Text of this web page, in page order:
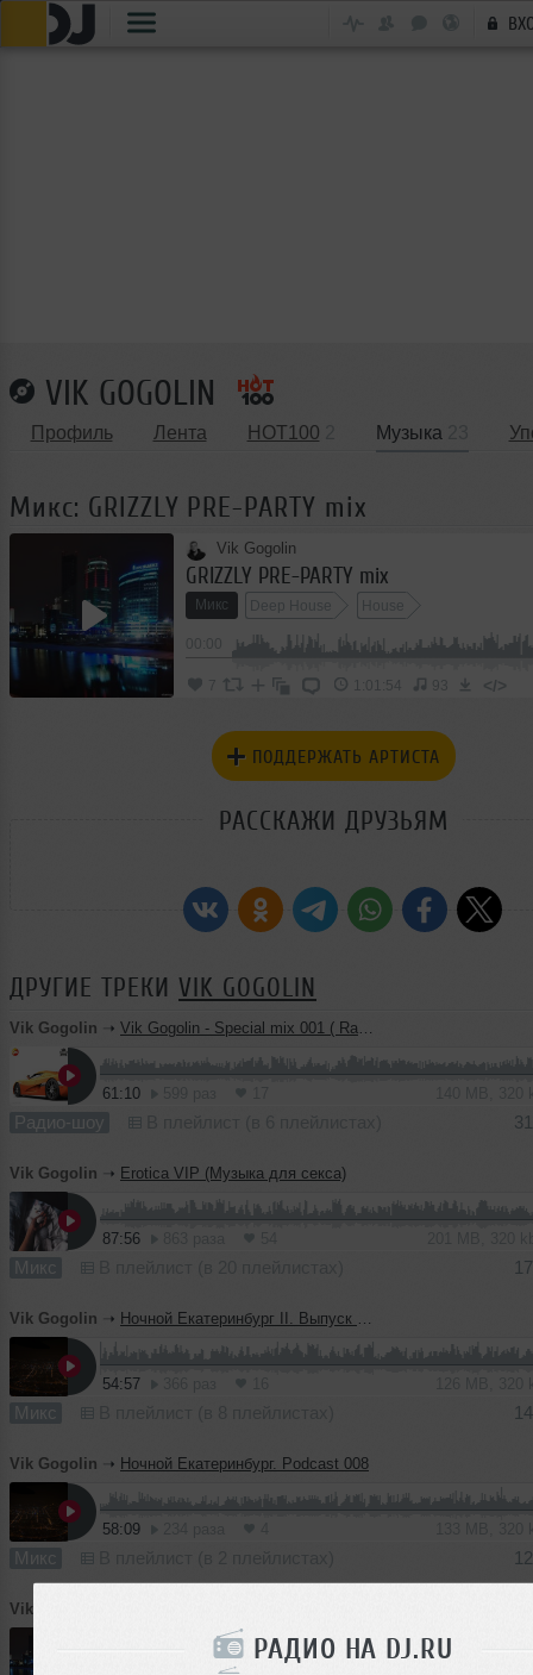
РАДИО НА DJ.RU
VIK GOGOLIN
Профиль Лента HOT100 Музыка
Микс: GRIZZLY PRE-PARTY mix
Vik Gogolin
GRIZZLY PRE-PARTY mix
Микс Deep House House
7 1:01:54 93 </>
ПОДДЕРЖАТЬ АРТИСТА
РАССКАЖИ ДРУЗЬЯМ
ДРУГИЕ ТРЕКИ VIK GOGOLIN
Vik Gogolin ➝ Vik Gogolin - Special mix 001 ( Radio SK / 90.2 FM )
61:10
Радио-шоу
Vik Gogolin ➝ Erotica VIP (Музыка для секса)
87:56
Микс
Vik Gogolin ➝ Ночной Екатеринбург II. Выпуск 001
54:57
Микс
Vik Gogolin ➝ Ночной Екатеринбург. Podcast 008
58:09
Микс
Vik Gogolin